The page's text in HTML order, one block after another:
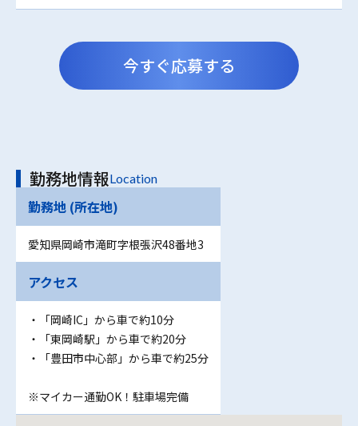
今すぐ応募する
勤務地情報Location
勤務地 (所在地)
愛知県岡崎市滝町字根張沢48番地3
アクセス
・「岡崎IC」から車で約10分
・「東岡崎駅」から車で約20分
・「豊田市中心部」から車で約25分
※マイカー通勤OK！駐車場完備